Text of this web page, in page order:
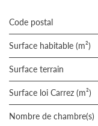
Code postal
Surface habitable (m²)
surface terrain
Surface loi Carrez (m²)
Nombre de chambre(s)